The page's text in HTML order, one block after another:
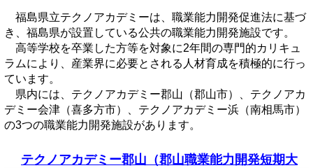
福島県立テクノアカデミーは、職業能力開発促進法に基づ
き、福島県が設置している公共の職業能力開発施設です。
高等学校を卒業した方等を対象に2年間の専門的カリキュ
ラムにより、産業界に必要とされる人材育成を積極的に行っ
ています。
県内には、テクノアカデミー郡山（郡山市）、テクノアカ
デミー会津（喜多方市）、テクノアカデミー浜（南相馬市）
の3つの職業能力開発施設があります。
テクノアカデミー郡山（郡山職業能力開発短期大